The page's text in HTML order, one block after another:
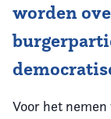
worden
Voor het